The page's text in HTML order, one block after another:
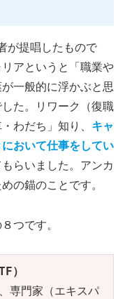
が提唱したもので
アというと「職業や
一般的に浮かぶと思
た。リワーク（復職
わだち」知り、 キャ
おいて仕事をしてい
らいました。アンカ
の錨のことです。
つです。
）
専門家（エキスパ